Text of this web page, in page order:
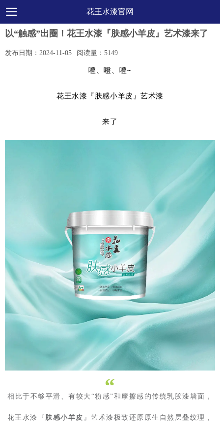
花王水漆官网
以“触感”出圈！花王水漆『肤感小羊皮』艺术漆来了
发布日期： 2024-11-05 阅读量： 5149
噔、噔、噔~
花王水漆『肤感小羊皮』艺术漆
来了
“
相比于不够平滑、有较大“粉感”和摩擦感的传统乳胶漆墙面，
花王水漆『 肤感小羊皮 』艺术漆极致还原原生自然层叠纹理，